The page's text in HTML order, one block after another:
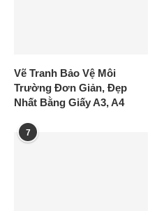
Vẽ Tranh Bảo Vệ Môi
Trường Đơn Giản, Đẹp
Nhất Bằng Giấy A3, A4
7